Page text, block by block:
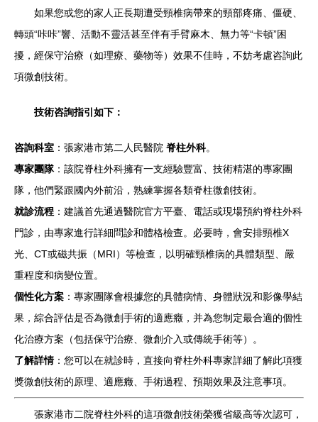
如果您或您的家人正長期遭受頸椎病帶來的頸部疼痛、僵硬、
轉頭“咔咔”響、活動不靈活甚至伴有手臂麻木、無力等“卡頓”困
擾，經保守治療（如理療、藥物等）效果不佳時，不妨考慮咨詢此
項微創技術。
技術咨詢指引如下：
咨詢科室 ：張家港市第二人民醫院脊柱外科。
專家團隊：該院脊柱外科擁有一支經驗豐富、技術精湛的專家團
隊，他們緊跟國內外前沿，熟練掌握各類脊柱微創技術。
就診流程 ：建議首先通過醫院官方平臺、電話或現場預約脊柱外科
門診，由專家進行詳細問診和體格檢查。必要時，會安排頸椎X
光、CT或磁共振（MRI）等檢查，以明確頸椎病的具體類型、嚴
重程度和病變位置。
個性化方案 ：專家團隊會根據您的具體病情、身體狀況和影像學結
果，綜合評估是否為微創手術的適應癥，并為您制定最合適的個性
化治療方案（包括保守治療、微創介入或傳統手術等）。
了解詳情：您可以在就診時，直接向脊柱外科專家詳細了解此項獲
獎微創技術的原理、適應癥、手術過程、預期效果及注意事項。
張家港市二院脊柱外科的這項微創技術榮獲省級高等次認可，